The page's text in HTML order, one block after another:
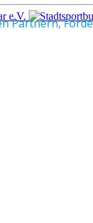
Partnern,